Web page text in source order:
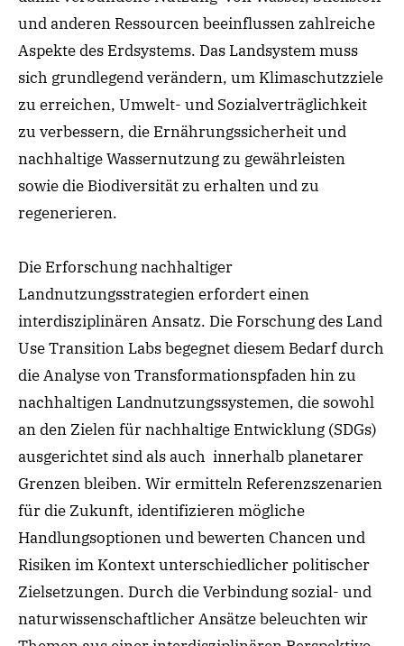
und anderen Ressourcen beeinflussen zahlreiche
Aspekte des Erdsystems. Das Landsystem muss
sich grundlegend verändern, um Klimaschutzziele
zu erreichen, Umwelt- und Sozialverträglichkeit
zu verbessern, die Ernährungssicherheit und
nachhaltige Wassernutzung zu gewährleisten
sowie die Biodiversität zu erhalten und zu
regenerieren.
Die Erforschung nachhaltiger
Landnutzungsstrategien erfordert einen
interdisziplinären Ansatz. Die Forschung des Land
Use Transition Labs begegnet diesem Bedarf durch
die Analyse von Transformationspfaden hin zu
nachhaltigen Landnutzungssystemen, die sowohl
an den Zielen für nachhaltige Entwicklung (SDGs)
ausgerichtet sind als auch innerhalb planetarer
Grenzen bleiben. Wir ermitteln Referenzszenarien
für die Zukunft, identifizieren mögliche
Handlungsoptionen und bewerten Chancen und
Risiken im Kontext unterschiedlicher politischer
Zielsetzungen. Durch die Verbindung sozial- und
naturwissenschaftlicher Ansätze beleuchten wir